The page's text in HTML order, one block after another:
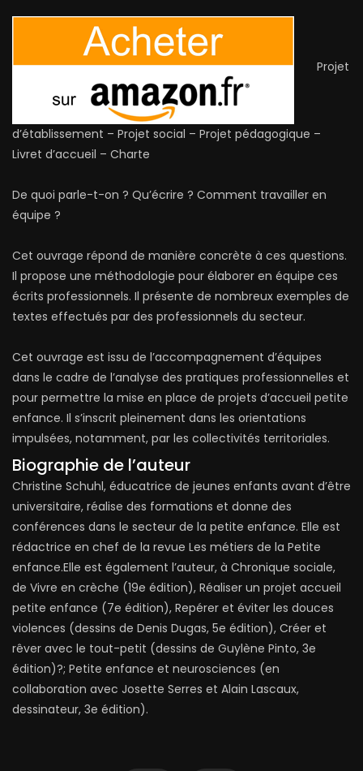
Projet
d’établissement – Projet social – Projet pédagogique –
Livret d’accueil – Charte
De quoi parle-t-on ? Qu’écrire ? Comment travailler en
équipe ?
Cet ouvrage répond de manière concrète à ces questions.
Il propose une méthodologie pour élaborer en équipe ces
écrits professionnels. Il présente de nombreux exemples de
textes effectués par des professionnels du secteur.
Cet ouvrage est issu de l’accompagnement d’équipes
dans le cadre de l’analyse des pratiques professionnelles et
pour permettre la mise en place de projets d’accueil petite
enfance. Il s’inscrit pleinement dans les orientations
impulsées, notamment, par les collectivités territoriales.
Biographie de l’auteur
Christine Schuhl, éducatrice de jeunes enfants avant d’être
universitaire, réalise des formations et donne des
conférences dans le secteur de la petite enfance. Elle est
rédactrice en chef de la revue Les métiers de la Petite
enfance.Elle est également l’auteur, à Chronique sociale,
de Vivre en crèche (19e édition), Réaliser un projet accueil
petite enfance (7e édition), Repérer et éviter les douces
violences (dessins de Denis Dugas, 5e édition), Créer et
rêver avec le tout-petit (dessins de Guylène Pinto, 3e
édition)?; Petite enfance et neurosciences (en
collaboration avec Josette Serres et Alain Lascaux,
dessinateur, 3e édition).